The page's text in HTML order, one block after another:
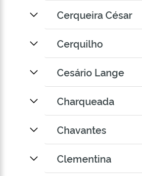
Cerqueira César
Cerquilho
Cesário Lange
Charqueada
Chavantes
Clementina